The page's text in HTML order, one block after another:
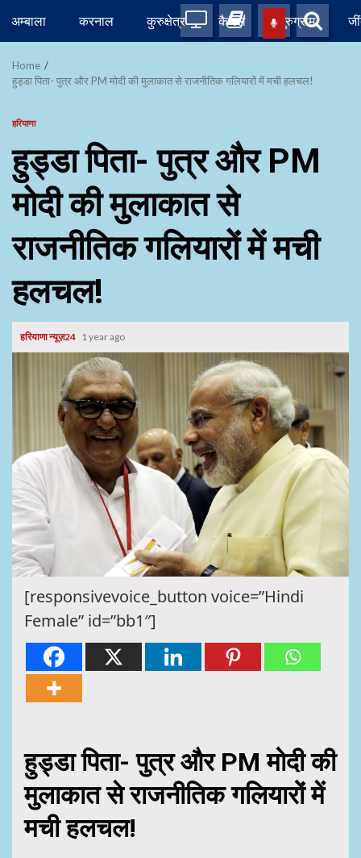
content
अम्बाला करनाल कुरुक्षेत्र कैथल गुरुग्राम
Home
हुड्डा पिता- पुत्र और PM मोदी की मुलाकात से राजनीतिक गलियारों में मची हलचल!
हरियाणा
हुड्डा पिता- पुत्र और PM
मोदी की मुलाकात से
राजनीतिक गलियारों में मची
हलचल!
हरियाणा न्यूज़24 1 year ago
[responsivevoice_button voice=”Hindi
Female” id=”bb1″]
हुड्डा पिता- पुत्र और PM मोदी की
मुलाकात से राजनीतिक गलियारों में
मची हलचल!